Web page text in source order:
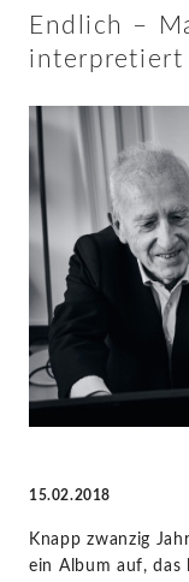
Debussys
Préludes
Maurizio
Pollini
by
STAGE+
Endlich –
interpretiert
15.02.2018
Knapp zwanzig
ein Album auf, das